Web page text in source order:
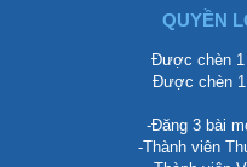
QUYỀN
Được chèn 1
Được chèn
-Đăng 3 bài
-Thành viên